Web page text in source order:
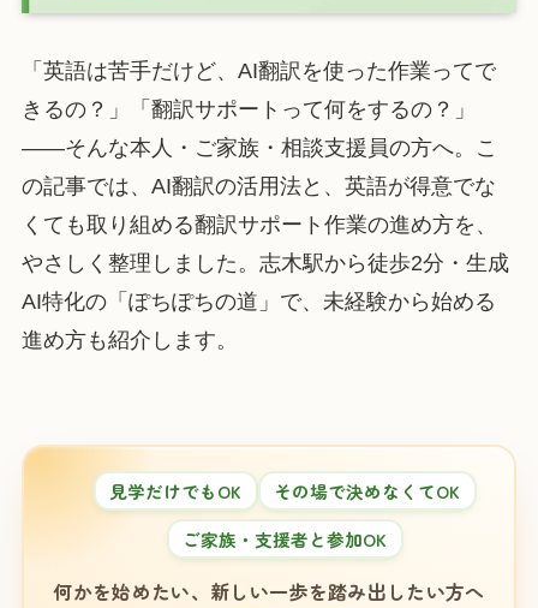
「英語は苦手だけど、AI翻訳を使った作業ってで
きるの？」「翻訳サポートって何をするの？」
——そんな本人・ご家族・相談支援員の方へ。こ
の記事では、AI翻訳の活用法と、英語が得意でな
くても取り組める翻訳サポート作業の進め方を、
やさしく整理しました。志木駅から徒歩2分・生成
AI特化の「ぽちぽちの道」で、未経験から始める
進め方も紹介します。
見学だけでもOK
その場で決めなくてOK
ご家族・支援者と参加OK
何かを始めたい、新しい一歩を踏み出したい方へ